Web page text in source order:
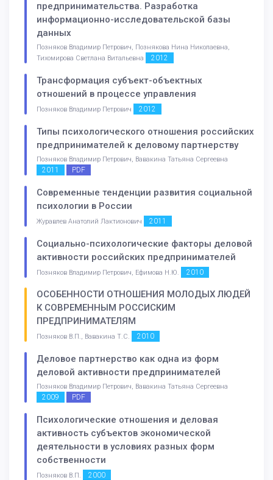
предпринимательства. Разработка
информационно-исследовательской базы
данных
Позняков Владимир Петрович, Познякова Нина Николаевна,
Тихомирова Светлана Витальевна
2012
Трансформация субъект-объектных
отношений в процессе управления
Позняков Владимир Петрович 2012
Типы психологического отношения российских
предпринимателей к деловому партнерству
Позняков Владимир Петрович, Вавакина Татьяна Сергеевна
2011 PDF
Современные тенденции развития социальной
психологии в России
Журавлев Анатолий Лактионович 2011
Социально-психологические факторы деловой
активности российских предпринимателей
Позняков Владимир Петрович, Ефимова Н.Ю. 2010
ОСОБЕННОСТИ ОТНОШЕНИЯ МОЛОДЫХ ЛЮДЕЙ
К СОВРЕМЕННЫМ РОССИСКИМ
ПРЕДПРИНИМАТЕЛЯМ
Позняков В.П., Вавакина Т.С. 2010
Деловое партнерство как одна из форм
деловой активности предпринимателей
Позняков Владимир Петрович, Вавакина Татьяна Сергеевна
2009 PDF
Психологические отношения и деловая
активность субъектов экономической
деятельности в условиях разных форм
собственности
Позняков В.П. 2000